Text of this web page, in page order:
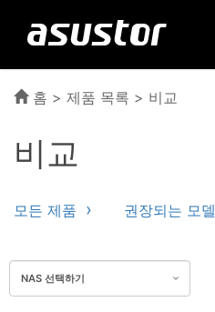
홈 > 제품 목록 > 비교
비교
모든 제품 권장되는 모델